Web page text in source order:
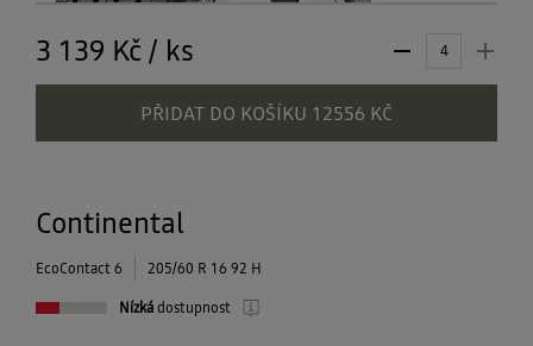
3 139 Kč / ks
PŘIDAT DO KOŠÍKU 12556 KČ
Continental
EcoContact 6 205/60 R 16 92 H
Nízkádostupnost